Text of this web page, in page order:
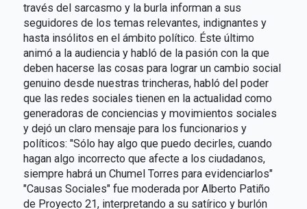
través del sarcasmo y la burla informan a sus
seguidores de los temas relevantes, indignantes y
hasta insólitos en el ámbito político. Éste último
animó a la audiencia y habló de la pasión con la que
deben hacerse las cosas para lograr un cambio social
genuino desde nuestras trincheras, habló del poder
que las redes sociales tienen en la actualidad como
generadoras de conciencias y movimientos sociales
y dejó un claro mensaje para los funcionarios y
políticos: "Sólo hay algo que puedo decirles, cuando
hagan algo incorrecto que afecte a los ciudadanos,
siempre habrá un Chumel Torres para evidenciarlos"
"Causas Sociales" fue moderada por Alberto Patiño
de Proyecto 21, interpretando a su satírico y burlón